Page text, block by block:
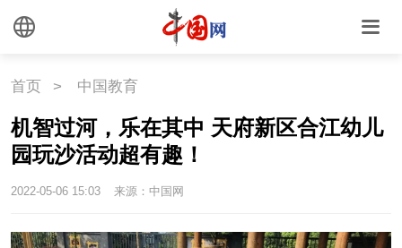
国情
海洋 草原 湾区
联盟 心理
首页 > 中国教育
机智过河，乐在其中 天府新区合江幼儿
园玩沙活动超有趣！
2022-05-06 15:03 来源：中国网